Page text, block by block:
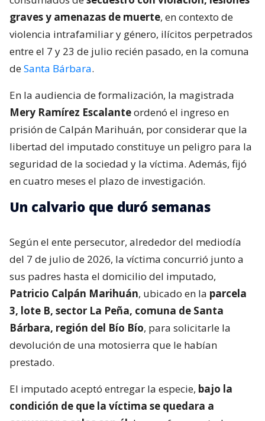
graves y amenazas de muerte, en contexto de
violencia intrafamiliar y género, ilícitos perpetrados
entre el 7 y 23 de julio recién pasado, en la comuna
deSanta Bárbara.
En la audiencia de formalización, la magistrada
Mery Ramírez Escalanteordenó el ingreso en
prisión de Calpán Marihuán, por considerar que la
libertad del imputado constituye un peligro para la
seguridad de la sociedad y la víctima. Además, fijó
en cuatro meses el plazo de investigación.
Un calvario que duró semanas
Según el ente persecutor, alrededor del mediodía
del 7 de julio de 2026, la víctima concurrió junto a
sus padres hasta el domicilio del imputado,
Patricio Calpán Marihuán, ubicado en la parcela
3, lote B, sector La Peña, comuna de Santa
Bárbara, región del Bío Bío, para solicitarle la
devolución de una motosierra que le habían
prestado.
El imputado aceptó entregar la especie, bajo la
condición de que la víctima se quedara a